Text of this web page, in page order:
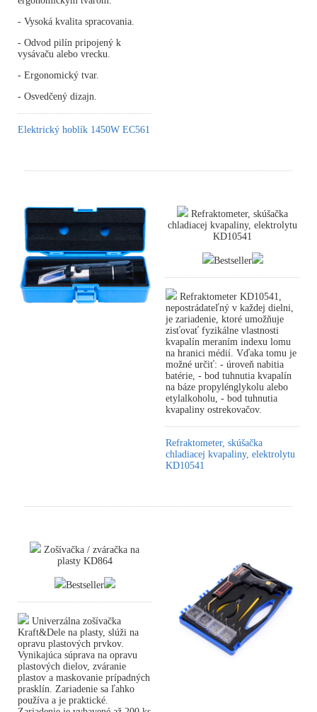
- Vysoká kvalita spracovania.
- Odvod pilín pripojený k
vysávaču alebo vrecku.
- Ergonomický tvar.
- Osvedčený dizajn.
Elektrický hoblík 1450W EC561
Refraktometer, skúšačka
chladiacej kvapaliny, elektrolytu
KD10541
Bestseller
Refraktometer KD10541,
nepostrádateľný v každej dielni,
je zariadenie, ktoré umožňuje
zisťovať fyzikálne vlastnosti
kvapalín meraním indexu lomu
na hranici médií. Vďaka tomu je
možné určiť: - úroveň nabitia
batérie, - bod tuhnutia kvapalín
na báze propylénglykolu alebo
etylalkoholu, - bod tuhnutia
kvapaliny ostrekovačov.
Refraktometer, skúšačka
chladiacej kvapaliny, elektrolytu
KD10541
Zošívačka / zváračka na
plasty KD864
Bestseller
Univerzálna zošívačka
Kraft&Dele na plasty, slúži na
opravu plastových prvkov.
Vynikajúca súprava na opravu
plastových dielov, zváranie
plastov a maskovanie prípadných
prasklín. Zariadenie sa ľahko
používa a je praktické.